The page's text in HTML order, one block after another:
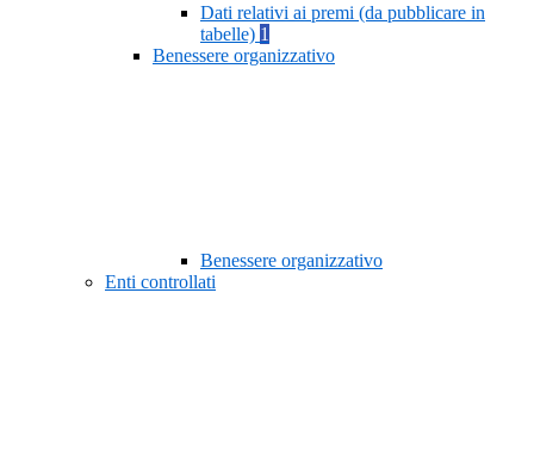
Dati relativi ai premi (da pubblicare in
tabelle) 1
Benessere organizzativo
Benessere organizzativo
Enti controllati